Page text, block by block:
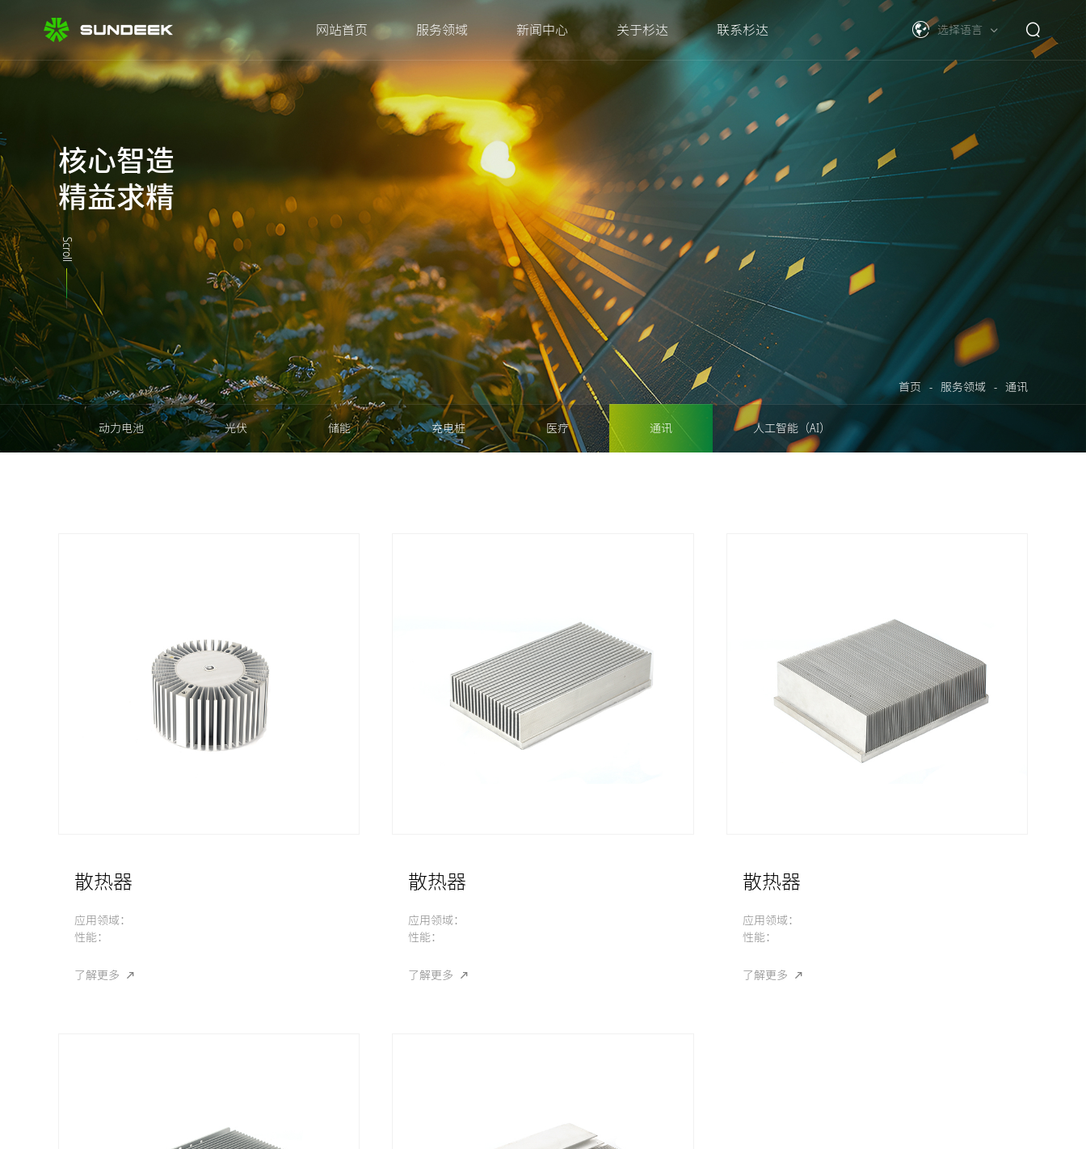
网站首页 服务领域 新闻中心 关于杉达 联系杉达 选择语言
核心智造
精益求精
Scroll
首页 - 服务领域 - 通讯
动力电池 光伏 储能 充电桩 医疗 通讯 人工智能（AI）
散热器
应用领域：
性能：
了解更多
散热器
应用领域：
性能：
了解更多
散热器
应用领域：
性能：
了解更多